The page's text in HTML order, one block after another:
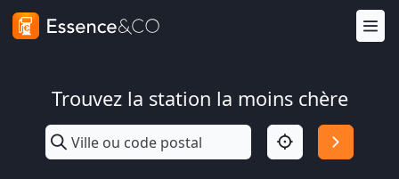
Trouvez la station la moins chère